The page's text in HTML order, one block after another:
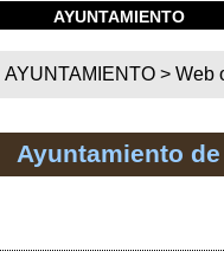
AYUNTAMIENTO
AYUNTAMIENTO > Web
Ayuntamiento